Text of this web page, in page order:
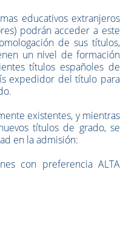
educativos extranjeros
podrán acceder a este
de sus títulos,
un nivel de formación
títulos españoles de
expedidor del título para
existentes, y mientras
títulos de grado, se
en la admisión:
con preferencia ALTA